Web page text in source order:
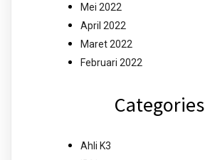
Mei 2022
April 2022
Maret 2022
Februari 2022
Categories
Ahli K3